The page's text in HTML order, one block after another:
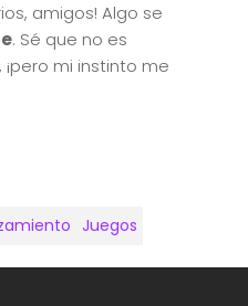
amigos! Algo se
. Sé que no es
mi instinto me
Juegos